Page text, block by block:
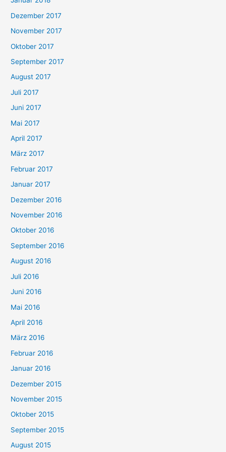
Dezember 2017
November 2017
Oktober 2017
September 2017
August 2017
Juli 2017
Juni 2017
Mai 2017
April 2017
März 2017
Februar 2017
Januar 2017
Dezember 2016
November 2016
Oktober 2016
September 2016
August 2016
Juli 2016
Juni 2016
Mai 2016
April 2016
März 2016
Februar 2016
Januar 2016
Dezember 2015
November 2015
Oktober 2015
September 2015
August 2015